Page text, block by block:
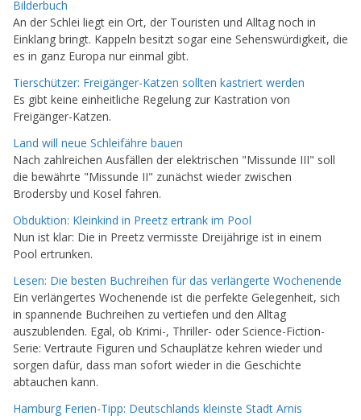
Bilderbuch
An der Schlei liegt ein Ort, der Touristen und Alltag noch in
Einklang bringt. Kappeln besitzt sogar eine Sehenswürdigkeit, die
es in ganz Europa nur einmal gibt.
Tierschützer: Freigänger-Katzen sollten kastriert werden
Es gibt keine einheitliche Regelung zur Kastration von
Freigänger-Katzen.
Land will neue Schleifähre bauen
Nach zahlreichen Ausfällen der elektrischen "Missunde III" soll
die bewährte "Missunde II" zunächst wieder zwischen
Brodersby und Kosel fahren.
Obduktion: Kleinkind in Preetz ertrank im Pool
Nun ist klar: Die in Preetz vermisste Dreijährige ist in einem
Pool ertrunken.
Lesen: Die besten Buchreihen für das verlängerte Wochenende
Ein verlängertes Wochenende ist die perfekte Gelegenheit, sich
in spannende Buchreihen zu vertiefen und den Alltag
auszublenden. Egal, ob Krimi-, Thriller- oder Science-Fiction-
Serie: Vertraute Figuren und Schauplätze kehren wieder und
sorgen dafür, dass man sofort wieder in die Geschichte
abtauchen kann.
Hamburg Ferien-Tipp: Deutschlands kleinste Stadt Arnis